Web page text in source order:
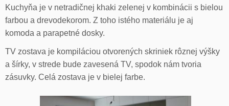
Kuchyňa je v netradičnej khaki zelenej v kombinácii s bielou
farbou a drevodekorom. Z toho istého materiálu je aj
komoda a parapetné dosky.
TV zostava je kompiláciou otvorených skriniek rôznej výšky
a šírky, v strede bude zavesená TV, spodok nám tvoria
zásuvky. Celá zostava je v bielej farbe.